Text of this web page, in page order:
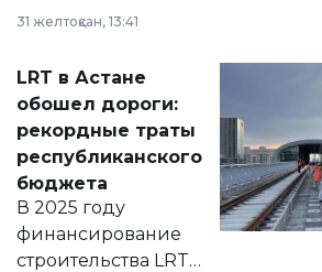
2028 годы.
документ
появился в базе
нормативных
правовых актов и
на сайте маслихат
города.
31 желтоқсан, 13:41
LRT в Астане
обошел дороги:
рекордные траты
республиканского
бюджета
В 2025 году
финансирование
строительства LRT